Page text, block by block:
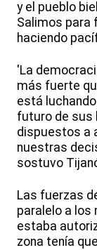
y el pueblo
Salimos para
haciendo
'La
más fuerte
está
futuro de sus
dispuestos a
nuestras
sostuvo
Las fuerzas
paralelo a los
estaba
zona tenía